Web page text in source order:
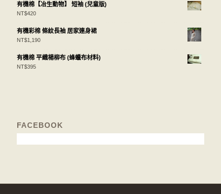
有機棉【冶生動物】 短袖 (兒童版)
NT$420
有機彩棉 條紋長袖 居家連身裙
NT$1,190
有機棉 平織楊柳布 (蜂蠟布材料)
NT$395
FACEBOOK